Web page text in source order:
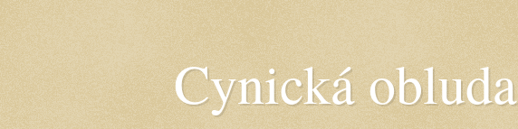
Cynická obluda